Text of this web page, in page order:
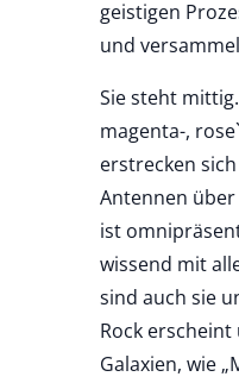
geistigen
und
Sie steht
magenta-,
erstrecken
Antennen über
ist
wissend mit
sind auch sie
Rock
Galaxien, wie